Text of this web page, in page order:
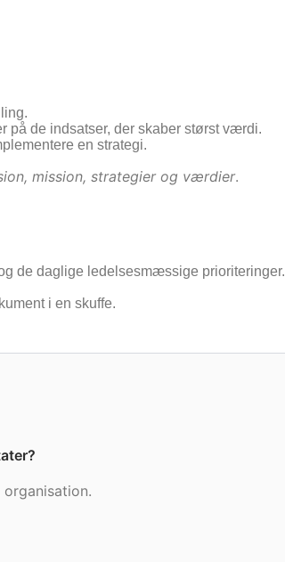
på de indsatser, der skaber størst værdi.
en strategi.
mission, strategier og værdier.
de daglige ledelsesmæssige prioriteringer.
i en skuffe.